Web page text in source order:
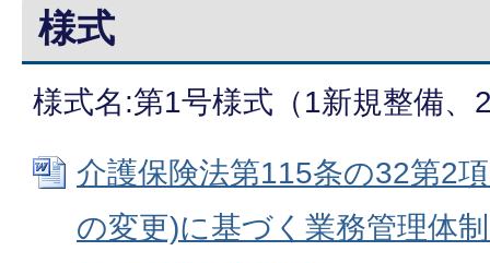
様式
様式名:第1号様式（1新規整備、
介護保険法第115条の32第2
の変更)に基づく業務管理体